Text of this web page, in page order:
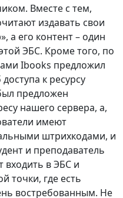
Вместе с тем,
издавать свои
а его контент – один
ЭБС. Кроме того, по
Ibooks предложил
к ресурсу
предложен
нашего сервера, а,
имеют
штрихкодами, и
и преподаватель
входить в ЭБС и
точки, где есть
востребованным. Не